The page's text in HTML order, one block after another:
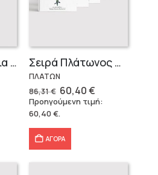
Ηθικά Νικομάχεια (3 τόμοι) Σειρά Πλάτωνος Πολιτεία
ΠΛΑΤΩΝ
86,31€ Original
price
was:
86,31 €.
60,40€Η
τρέχουσα
τιμή
Προηγούμενη τιμή:
60,40€.
ΑΓΟΡΑ